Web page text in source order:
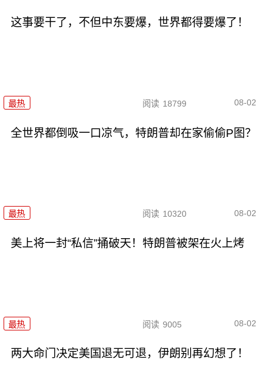
这事要干了，不但中东要爆，世界都得要爆了！
最热 阅读 18799 08-02
全世界都倒吸一口凉气，特朗普却在家偷偷P图？
最热 阅读 10320 08-02
美上将一封“私信”捅破天！特朗普被架在火上烤
最热 阅读 9005 08-02
两大命门决定美国退无可退，伊朗别再幻想了！